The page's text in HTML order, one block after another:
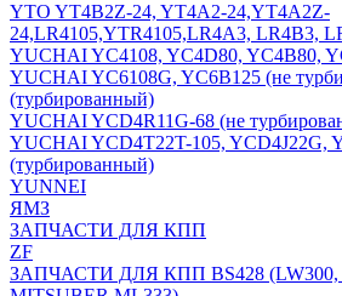
YTO YT4B2Z-24, YT4A2-24,YT4A2Z-
24,LR4105,YTR4105,LR4A3, LR4B3,
YUCHAI YC4108, YC4D80, YC4B80,
YUCHAI YC6108G, YC6B125 (не
(турбированный)
YUCHAI YCD4R11G-68 (не
YUCHAI YCD4T22T-105, YCD4J22G,
(турбированный)
YUNNEI
ЯМЗ
ЗАПЧАСТИ ДЛЯ КПП
ZF
ЗАПЧАСТИ ДЛЯ КПП BS428 (LW300,